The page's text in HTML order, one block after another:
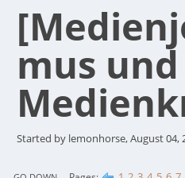
mus und
Started by lemonhorse, August 04,